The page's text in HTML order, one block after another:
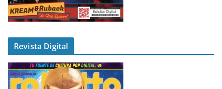
Revista Digital